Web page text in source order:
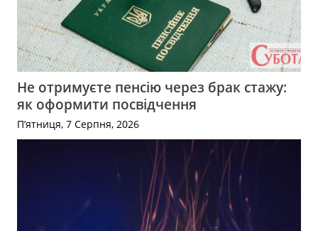
Не отримуєте пенсію через брак стажу:
як оформити посвідчення
П’ятниця, 7 Серпня, 2026